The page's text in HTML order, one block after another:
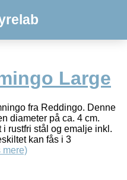
Large
fra Reddingo. Denne
diameter på ca. 4 cm.
rustfri stål og emalje inkl.
kan fås i 3